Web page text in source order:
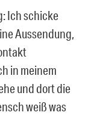
Ich schicke
Aussendung,
in meinem
und dort die
weiß was